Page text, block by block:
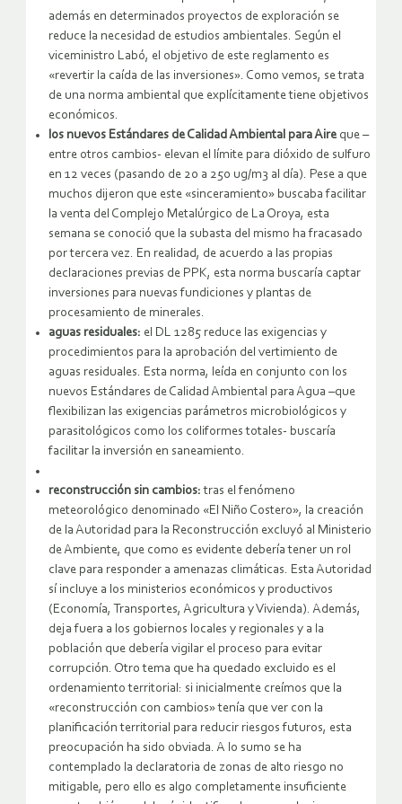
además en determinados proyectos de exploración se
reduce la necesidad de estudios ambientales. Según el
viceministro Labó, el objetivo de este reglamento es
«revertir la caída de las inversiones». Como vemos, se trata
de una norma ambiental que explícitamente tiene objetivos
económicos.
los nuevos Estándares de Calidad Ambiental para Aireque –
entre otros cambios- elevan el límite para dióxido de sulfuro
en 12 veces (pasando de 20 a 250 ug/m3 al día). Pese a que
muchos dijeron que este «sinceramiento» buscaba facilitar
la venta del Complejo Metalúrgico de La Oroya, esta
semana se conoció que la subasta del mismo ha fracasado
por tercera vez. En realidad, de acuerdo a las propias
declaraciones previas de PPK, esta norma buscaría captar
inversiones para nuevas fundiciones y plantas de
procesamiento de minerales.
aguas residuales: el DL 1285 reduce las exigencias y
procedimientos para la aprobación del vertimiento de
aguas residuales. Esta norma, leída en conjunto con los
nuevos Estándares de Calidad Ambiental para Agua –que
flexibilizan las exigencias parámetros microbiológicos y
parasitológicos como los coliformes totales- buscaría
facilitar la inversión en saneamiento.
reconstrucción sin cambios: tras el fenómeno
meteorológico denominado «El Niño Costero», la creación
de la Autoridad para la Reconstrucción excluyó al Ministerio
de Ambiente, que como es evidente debería tener un rol
clave para responder a amenazas climáticas. Esta Autoridad
sí incluye a los ministerios económicos y productivos
(Economía, Transportes, Agricultura y Vivienda). Además,
deja fuera a los gobiernos locales y regionales y a la
población que debería vigilar el proceso para evitar
corrupción. Otro tema que ha quedado excluido es el
ordenamiento territorial: si inicialmente creímos que la
«reconstrucción con cambios» tenía que ver con la
planificación territorial para reducir riesgos futuros, esta
preocupación ha sido obviada. A lo sumo se ha
contemplado la declaratoria de zonas de alto riesgo no
mitigable, pero ello es algo completamente insuficiente